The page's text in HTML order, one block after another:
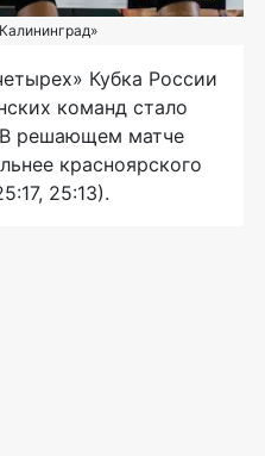
Кубка России
команд стало
решающем матче
красноярского
25:13).